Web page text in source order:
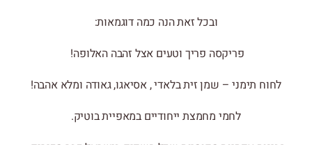
ובכל זאת הנה כמה דוגמאות:
פריקסה פריך וטעים אצל זהבה האלופה!
לחוח תימני – שמן זית בלאדי , אסיאגו, גאודה ומלא אהבה!
לחמי מחמצת ייחודיים במאפיית בוטיק.